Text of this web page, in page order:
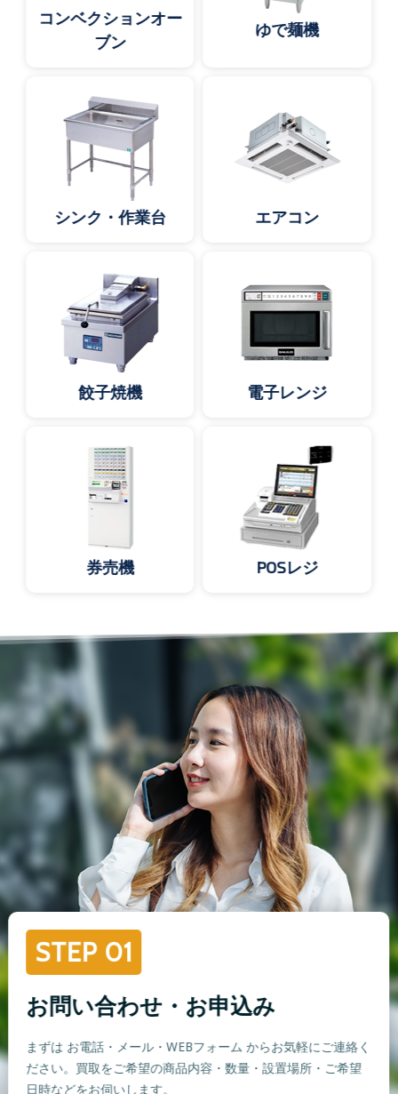
コンベクションオー
ブン
ゆで麺機
シンク・作業台 エアコン
餃子焼機 電子レンジ
券売機 POSレジ
STEP 01
お問い合わせ・お申込み
まずは お電話・メール・WEBフォーム からお気軽にご連絡く
ださい。買取をご希望の商品内容・数量・設置場所・ご希望
日時などをお伺いします。